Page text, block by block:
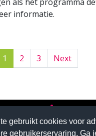
gebruikt cookies voor
gebruikerservaring. Ga
informatie.
1 2 3 Next